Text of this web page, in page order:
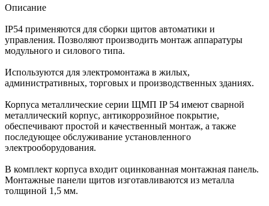
Описание
IP54 применяются для сборки щитов автоматики и
управления. Позволяют производить монтаж аппаратуры
модульного и силового типа.
Используются для электромонтажа в жилых,
административных, торговых и производственных зданиях.
Корпуса металлические серии ЩМП IP 54 имеют сварной
металлический корпус, антикоррозийное покрытие,
обеспечивают простой и качественный монтаж, а также
последующее обслуживание установленного
электрооборудования.
В комплект корпуса входит оцинкованная монтажная панель.
Монтажные панели щитов изготавливаются из металла
толщиной 1,5 мм.